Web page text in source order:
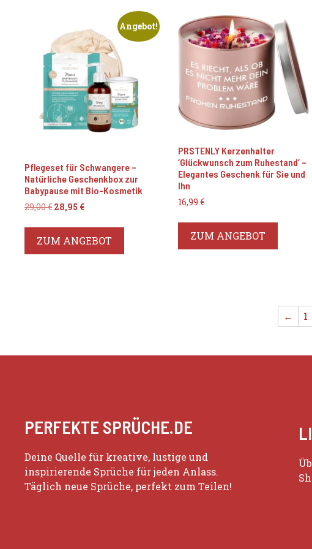
Angebot!
Pflegeset für Schwangere –
Natürliche Geschenkbox zur
Babypause mit Bio-Kosmetik
29,00€ Ursprünglicher
29,00 €
28,95 €Aktueller
28,95 €.
ZUM ANGEBOT
PRSTENLY Kerzenhalter
‘Glückwunsch zum Ruhestand’ –
Elegantes Geschenk für Sie und
Ihn
16,99€
ZUM ANGEBOT
← 1
PERFEKTE SPRÜCHE.DE
Deine Quelle für kreative, lustige und
inspirierende Sprüche für jeden Anlass.
Täglich neue Sprüche, perfekt zum Teilen!